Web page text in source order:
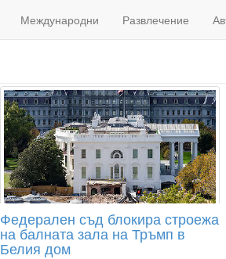
Международни Развлечение
Федерален съд блокира строежа
на балната зала на Тръмп в
Белия дом